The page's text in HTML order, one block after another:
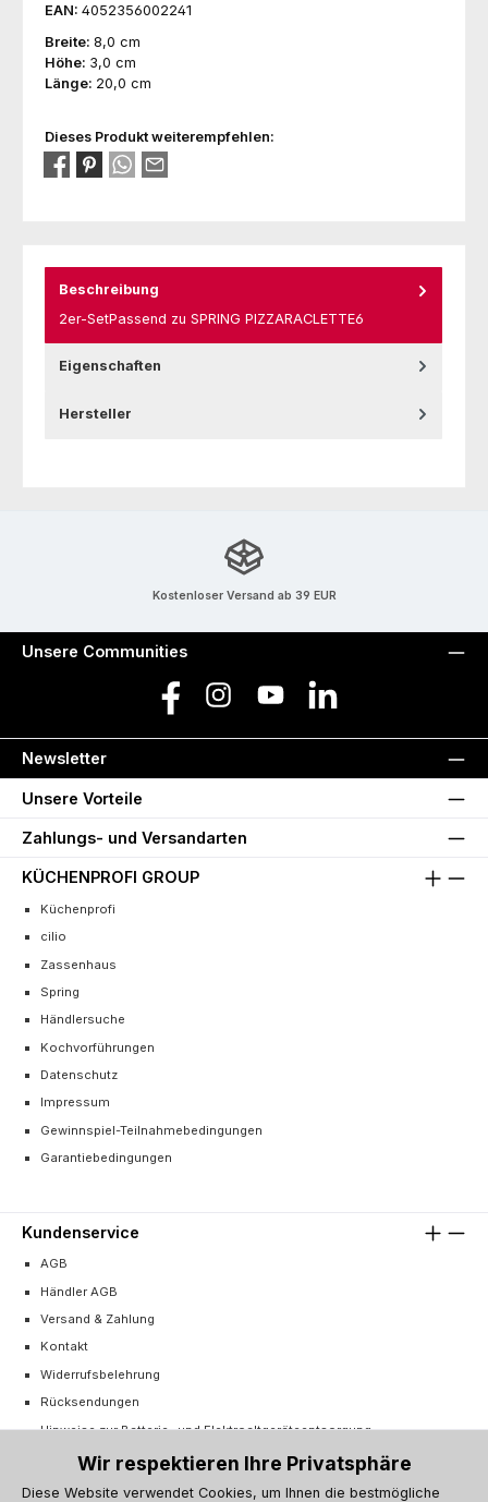
EAN: 4052356002241
Breite: 8,0 cm
Höhe: 3,0 cm
Länge: 20,0 cm
Dieses Produkt weiterempfehlen:
Beschreibung
2er-SetPassend zu SPRING PIZZARACLETTE6
Eigenschaften
Hersteller
Kostenloser Versand ab 39 EUR
Unsere Communities
Facebook Instagram YouTube LinkedIn
Newsletter
Unsere Vorteile
Zahlungs- und Versandarten
KÜCHENPROFI GROUP
Küchenprofi
cilio
Zassenhaus
Spring
Händlersuche
Kochvorführungen
Datenschutz
Impressum
Gewinnspiel-Teilnahmebedingungen
Garantiebedingungen
Kundenservice
AGB
Händler AGB
Versand & Zahlung
Kontakt
Widerrufsbelehrung
Rücksendungen
Hinweise zur Batterie- und Elektroaltgeräteentsorgung
Cookie-Einstellungen
Vertrag widerrufen
Wir respektieren Ihre Privatsphäre
Diese Website verwendet Cookies, um Ihnen die bestmögliche